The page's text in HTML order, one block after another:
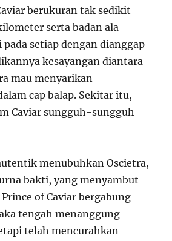
berukuran tak sedikit
serta badan ala
setiap dengan dianggap
kesayangan diantara
mau menyarikan
cap balap. Sekitar itu,
Caviar sungguh-sungguh
menubuhkan Oscietra,
bakti, yang menyambut
of Caviar bergabung
tengah menanggung
telah mencurahkan